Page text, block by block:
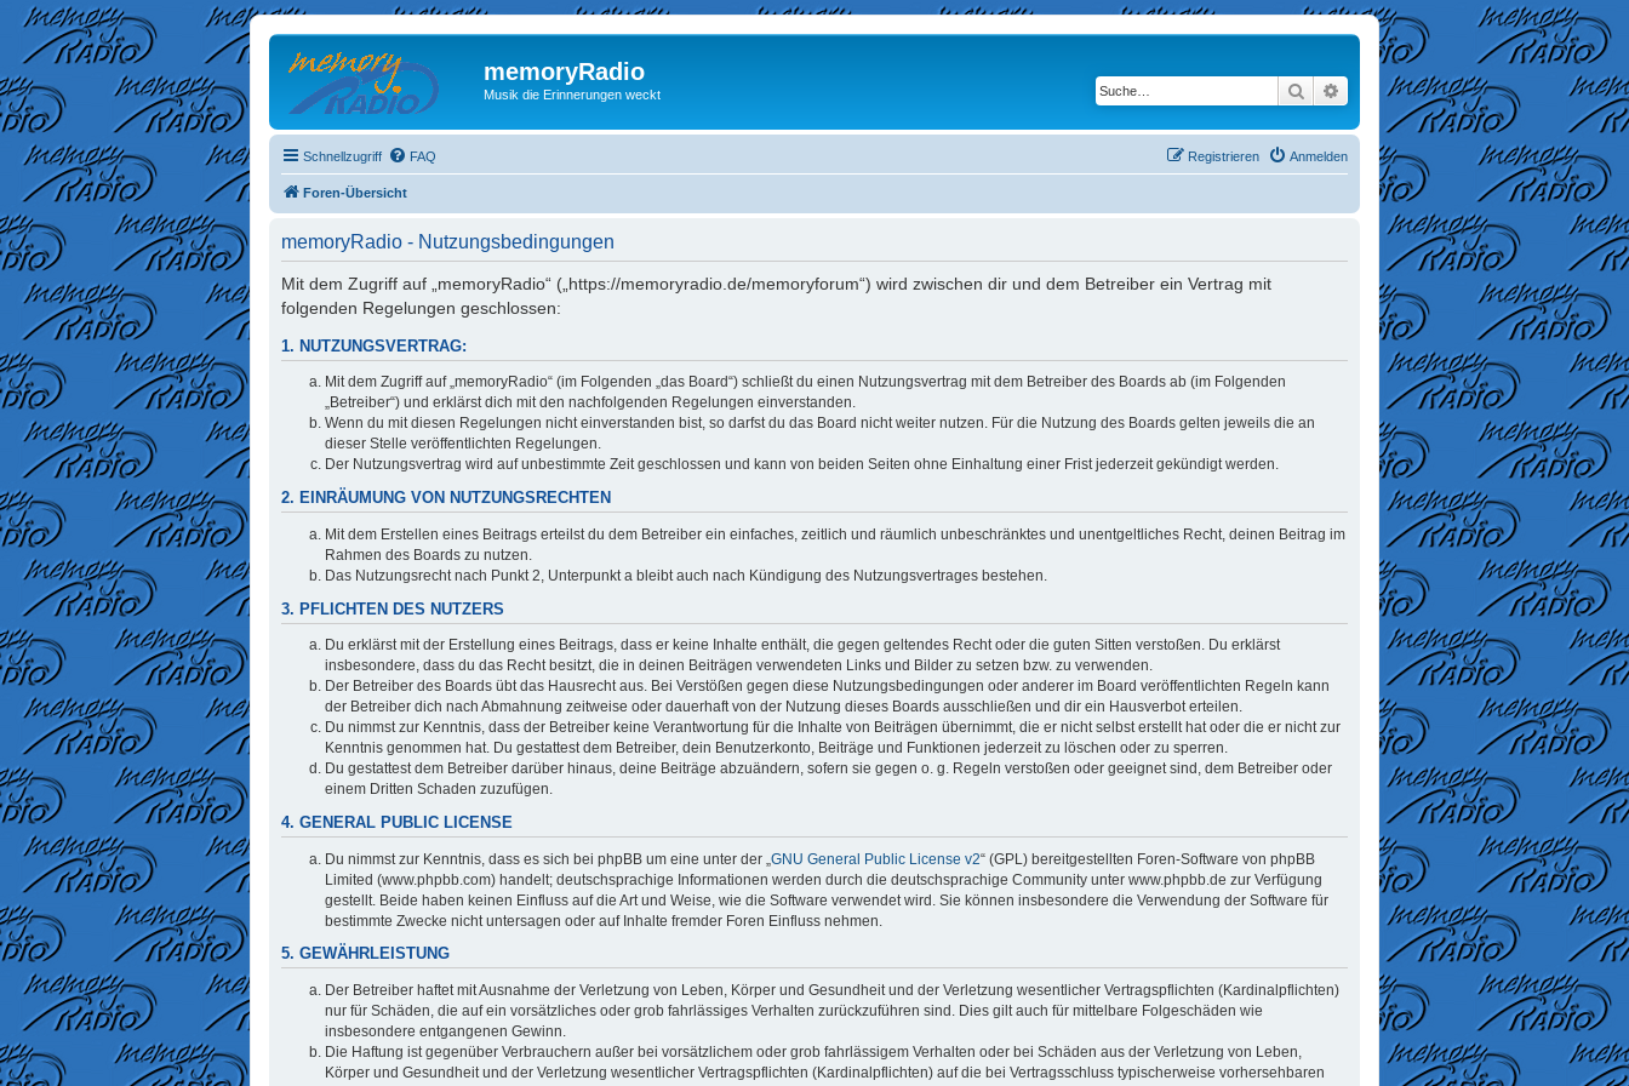
memoryRadio
Musik die Erinnerungen weckt Suche Erweiterte Suche
Schnellzugriff FAQ Anmelden
Registrieren
Foren-Übersicht
memoryRadio - Nutzungsbedingungen
Mit dem Zugriff auf „memoryRadio“ („https://memoryradio.de/memoryforum“) wird zwischen dir und dem Betreiber ein Vertrag mit
folgenden Regelungen geschlossen:
1. NUTZUNGSVERTRAG:
Mit dem Zugriff auf „memoryRadio“ (im Folgenden „das Board“) schließt du einen Nutzungsvertrag mit dem Betreiber des Boards ab (im Folgenden
„Betreiber“) und erklärst dich mit den nachfolgenden Regelungen einverstanden.
Wenn du mit diesen Regelungen nicht einverstanden bist, so darfst du das Board nicht weiter nutzen. Für die Nutzung des Boards gelten jeweils die an
dieser Stelle veröffentlichten Regelungen.
Der Nutzungsvertrag wird auf unbestimmte Zeit geschlossen und kann von beiden Seiten ohne Einhaltung einer Frist jederzeit gekündigt werden.
2. EINRÄUMUNG VON NUTZUNGSRECHTEN
Mit dem Erstellen eines Beitrags erteilst du dem Betreiber ein einfaches, zeitlich und räumlich unbeschränktes und unentgeltliches Recht, deinen Beitrag im
Rahmen des Boards zu nutzen.
Das Nutzungsrecht nach Punkt 2, Unterpunkt a bleibt auch nach Kündigung des Nutzungsvertrages bestehen.
3. PFLICHTEN DES NUTZERS
Du erklärst mit der Erstellung eines Beitrags, dass er keine Inhalte enthält, die gegen geltendes Recht oder die guten Sitten verstoßen. Du erklärst
insbesondere, dass du das Recht besitzt, die in deinen Beiträgen verwendeten Links und Bilder zu setzen bzw. zu verwenden.
Der Betreiber des Boards übt das Hausrecht aus. Bei Verstößen gegen diese Nutzungsbedingungen oder anderer im Board veröffentlichten Regeln kann
der Betreiber dich nach Abmahnung zeitweise oder dauerhaft von der Nutzung dieses Boards ausschließen und dir ein Hausverbot erteilen.
Du nimmst zur Kenntnis, dass der Betreiber keine Verantwortung für die Inhalte von Beiträgen übernimmt, die er nicht selbst erstellt hat oder die er nicht zur
Kenntnis genommen hat. Du gestattest dem Betreiber, dein Benutzerkonto, Beiträge und Funktionen jederzeit zu löschen oder zu sperren.
Du gestattest dem Betreiber darüber hinaus, deine Beiträge abzuändern, sofern sie gegen o. g. Regeln verstoßen oder geeignet sind, dem Betreiber oder
einem Dritten Schaden zuzufügen.
4. GENERAL PUBLIC LICENSE
Du nimmst zur Kenntnis, dass es sich bei phpBB um eine unter der „ GNU General Public License v2“ (GPL) bereitgestellten Foren-Software von phpBB
Limited (www.phpbb.com) handelt; deutschsprachige Informationen werden durch die deutschsprachige Community unter www.phpbb.de zur Verfügung
gestellt. Beide haben keinen Einfluss auf die Art und Weise, wie die Software verwendet wird. Sie können insbesondere die Verwendung der Software für
bestimmte Zwecke nicht untersagen oder auf Inhalte fremder Foren Einfluss nehmen.
5. GEWÄHRLEISTUNG
Der Betreiber haftet mit Ausnahme der Verletzung von Leben, Körper und Gesundheit und der Verletzung wesentlicher Vertragspflichten (Kardinalpflichten)
nur für Schäden, die auf ein vorsätzliches oder grob fahrlässiges Verhalten zurückzuführen sind. Dies gilt auch für mittelbare Folgeschäden wie
insbesondere entgangenen Gewinn.
Die Haftung ist gegenüber Verbrauchern außer bei vorsätzlichem oder grob fahrlässigem Verhalten oder bei Schäden aus der Verletzung von Leben,
Körper und Gesundheit und der Verletzung wesentlicher Vertragspflichten (Kardinalpflichten) auf die bei Vertragsschluss typischerweise vorhersehbaren